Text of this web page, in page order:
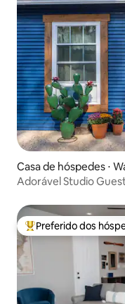
Casa de hóspedes ⋅
Adorável Studio
Entre os melhores
Preferido dos